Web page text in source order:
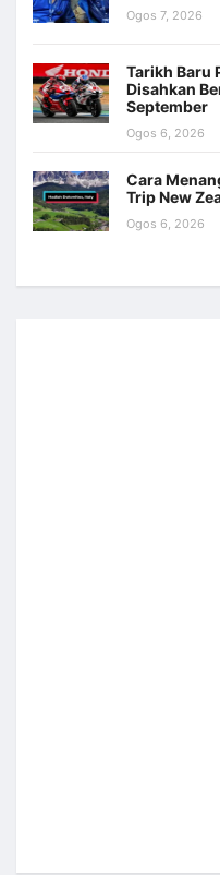
Ogos 7, 2026
Tarikh Baru
Disahkan
September
Ogos 6, 2026
Cara
Trip New
Ogos 6, 2026